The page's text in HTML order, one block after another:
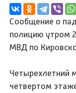
Сообщение о
полицию утром
МВД по
Четырехлетний
четвертом